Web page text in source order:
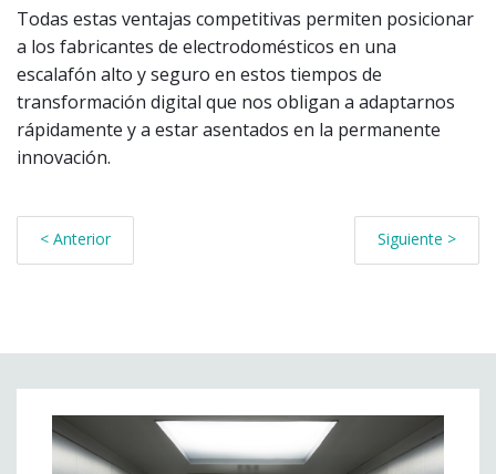
Todas estas ventajas competitivas permiten posicionar
a los fabricantes de electrodomésticos en una
escalafón alto y seguro en estos tiempos de
transformación digital que nos obligan a adaptarnos
rápidamente y a estar asentados en la permanente
innovación.
< Anterior Siguiente >